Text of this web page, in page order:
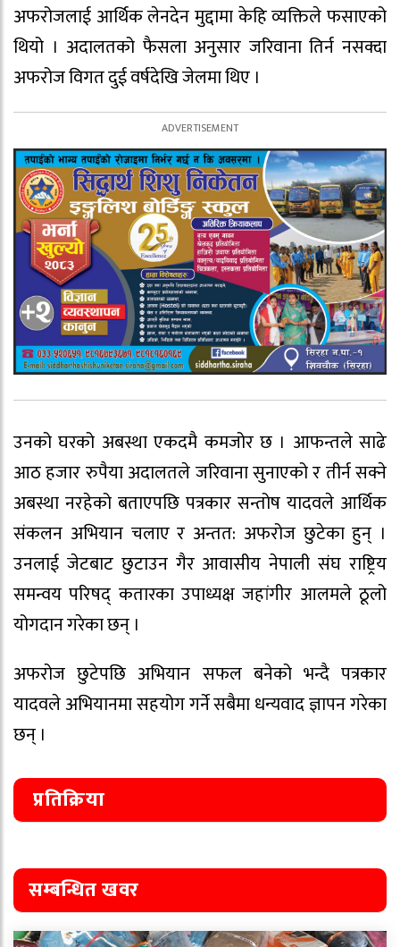
अफरोजलाई आर्थिक लेनदेन मुद्दामा केहि व्यक्तिले फसाएको
थियो । अदालतको फैसला अनुसार जरिवाना तिर्न नसक्दा
अफरोज विगत दुई वर्षदेखि जेलमा थिए ।
उनको घरको अबस्था एकदमै कमजोर छ । आफन्तले साढे
आठ हजार रुपैया अदालतले जरिवाना सुनाएको र तीर्न सक्ने
अबस्था नरहेको बताएपछि पत्रकार सन्तोष यादवले आर्थिक
संकलन अभियान चलाए र अन्तत: अफरोज छुटेका हुन् ।
उनलाई जेटबाट छुटाउन गैर आवासीय नेपाली संघ राष्ट्रिय
समन्वय परिषद् कतारका उपाध्यक्ष जहांगीर आलमले ठूलो
योगदान गरेका छन् ।
अफरोज छुटेपछि अभियान सफल बनेको भन्दै पत्रकार
यादवले अभियानमा सहयोग गर्ने सबैमा धन्यवाद ज्ञापन गरेका
छन् ।
प्रतिक्रिया
सम्बन्धित खवर